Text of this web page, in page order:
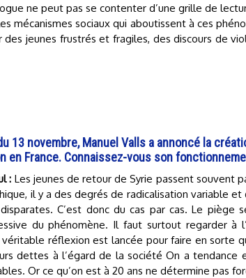
ne peut pas se contenter d’une grille de
mécanismes sociaux qui aboutissent à ces
des jeunes frustrés et fragiles, des discours de
13 novembre, Manuel Valls a annoncé la
en France. Connaissez-vous son
: Les jeunes de retour de Syrie passent souvent
il y a des degrés de radicalisation variable
C’est donc du cas par cas. Le piège
du phénomène. Il faut surtout regarder à
véritable réflexion est lancée pour faire en sorte
dettes à l’égard de la société On a tendance
Or ce qu’on est à 20 ans ne détermine pas